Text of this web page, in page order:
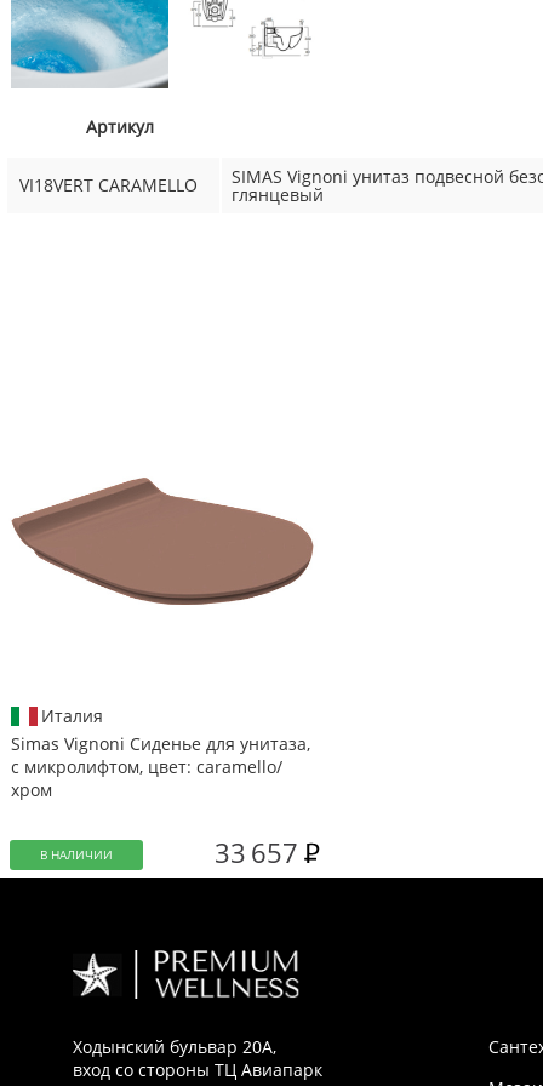
Артикул
VI18VERT CARAMELLO SIMAS Vignoni унитаз подвесной
глянцевый
Италия
Simas Vignoni Сиденье для унитаза,
с микролифтом, цвет: caramello/
хром
В НАЛИЧИИ 33 657
Ходынский бульвар 20А,
вход со стороны ТЦ Авиапарк